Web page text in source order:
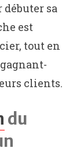
sa
est
tout en
clients.
du